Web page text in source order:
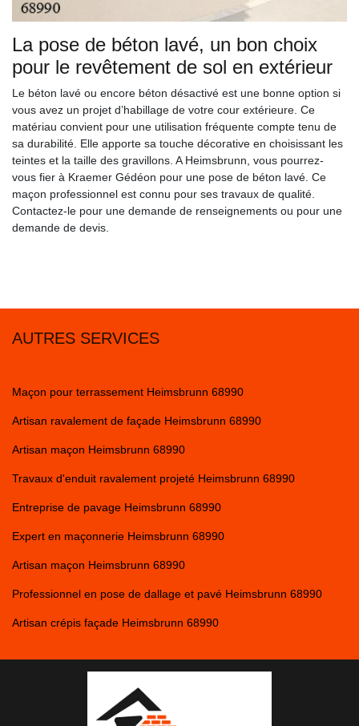
La pose de béton lavé, un bon choix
pour le revêtement de sol en extérieur
Le béton lavé ou encore béton désactivé est une bonne option si
vous avez un projet d’habillage de votre cour extérieure. Ce
matériau convient pour une utilisation fréquente compte tenu de
sa durabilité. Elle apporte sa touche décorative en choisissant les
teintes et la taille des gravillons. A Heimsbrunn, vous pourrez-
vous fier à Kraemer Gédéon pour une pose de béton lavé. Ce
maçon professionnel est connu pour ses travaux de qualité.
Contactez-le pour une demande de renseignements ou pour une
demande de devis.
AUTRES SERVICES
Maçon pour terrassement Heimsbrunn 68990
Artisan ravalement de façade Heimsbrunn 68990
Artisan maçon Heimsbrunn 68990
Travaux d'enduit ravalement projeté Heimsbrunn 68990
Entreprise de pavage Heimsbrunn 68990
Expert en maçonnerie Heimsbrunn 68990
Artisan maçon Heimsbrunn 68990
Professionnel en pose de dallage et pavé Heimsbrunn 68990
Artisan crépis façade Heimsbrunn 68990